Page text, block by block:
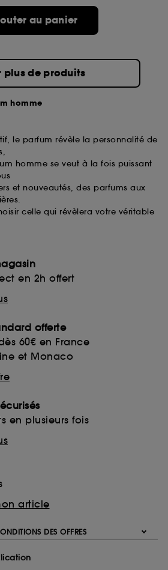
au panier
plus de produits
homme
le parfum révèle la personnalité de
homme se veut à la fois puissant
et nouveautés, des parfums aux
celle qui révèlera votre véritable
en 2h offert
offerte
60€ en France
et Monaco
en plusieurs fois
article
DES OFFRES